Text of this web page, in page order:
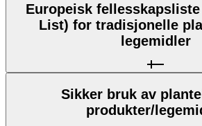
Europeisk fellesskapsliste (Community
List) for tradisjonelle
legemidler
Sikker bruk av
produkter/